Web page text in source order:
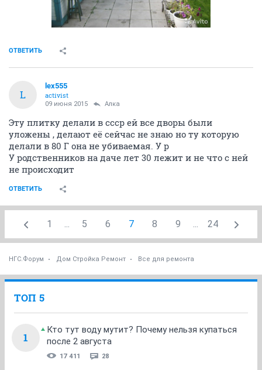
ОТВЕТИТЬ
L
lex555
activist
09 июня 2015 Алка
Эту плитку делали в ссср ей все дворы были
уложены , делают её сейчас не знаю но ту которую
делали в 80 Г она не убиваемая. У р
У родственников на даче лет 30 лежит и не что с ней
не происходит
ОТВЕТИТЬ
1 ... 5 6 7 8 9 ... 24
НГС.Форум Дом Стройка Ремонт Все для ремонта
ТОП 5
1
Кто тут воду мутит? Почему нельзя купаться
после 2 августа
17 411 28